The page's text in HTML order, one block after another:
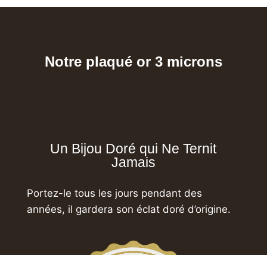
Notre plaqué or 3 microns
Un Bijou Doré qui Ne Ternit
Jamais
Portez-le tous les jours pendant des
années, il gardera son éclat doré d’origine.